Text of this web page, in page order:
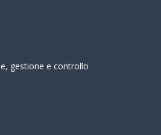
gestione e controllo